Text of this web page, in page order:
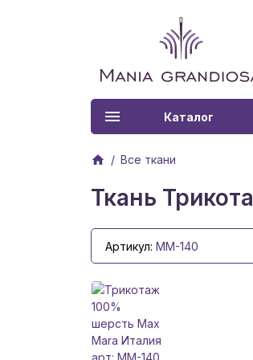
Каталог
Все ткани
Ткань
Артикул: MM-140